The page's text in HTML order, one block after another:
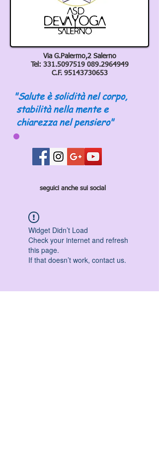
Via G.Palermo,2 Salerno
Tel: 331.5097519 089.2964949
C.F. 95143730653
"Salute è solidità nel corpo,
stabilità nella mente e
chiarezza nel pensiero"
seguici anche sui social
Widget Didn’t Load
Check your internet and refresh
this page.
If that doesn’t work, contact us.